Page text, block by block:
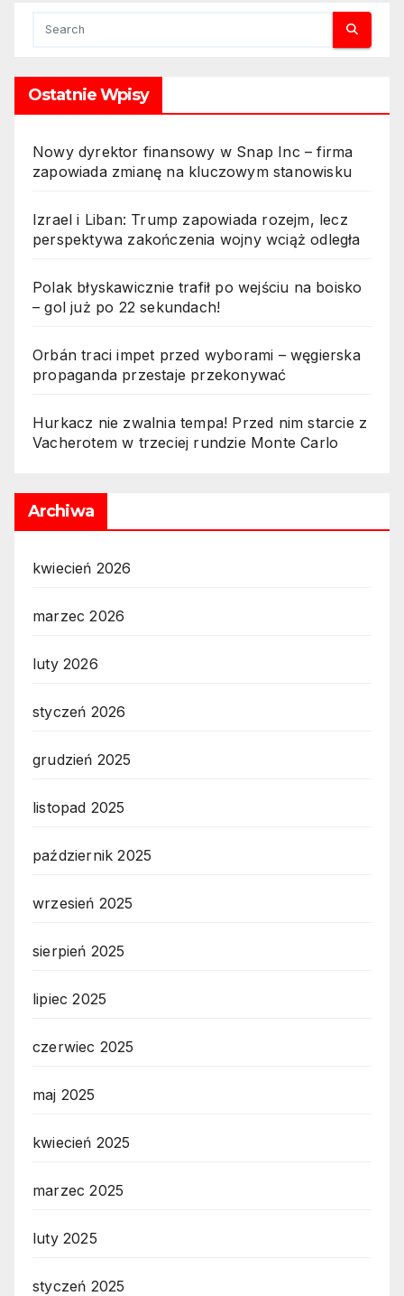
Ostatnie Wpisy
Nowy dyrektor finansowy w Snap Inc – firma
zapowiada zmianę na kluczowym stanowisku
Izrael i Liban: Trump zapowiada rozejm, lecz
perspektywa zakończenia wojny wciąż odległa
Polak błyskawicznie trafił po wejściu na boisko
– gol już po 22 sekundach!
Orbán traci impet przed wyborami – węgierska
propaganda przestaje przekonywać
Hurkacz nie zwalnia tempa! Przed nim starcie z
Vacherotem w trzeciej rundzie Monte Carlo
Archiwa
kwiecień 2026
marzec 2026
luty 2026
styczeń 2026
grudzień 2025
listopad 2025
październik 2025
wrzesień 2025
sierpień 2025
lipiec 2025
czerwiec 2025
maj 2025
kwiecień 2025
marzec 2025
luty 2025
styczeń 2025